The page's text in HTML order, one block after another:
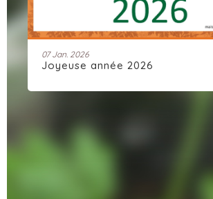
07 Jan. 2026
Joyeuse année 2026